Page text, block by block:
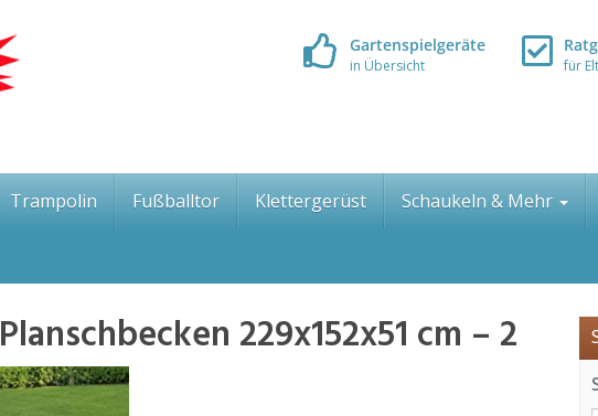
Gartenspielgeräte
in Übersicht für
Trampolin Fußballtor Klettergerüst Schaukeln & Mehr
229x152x51 cm – 2